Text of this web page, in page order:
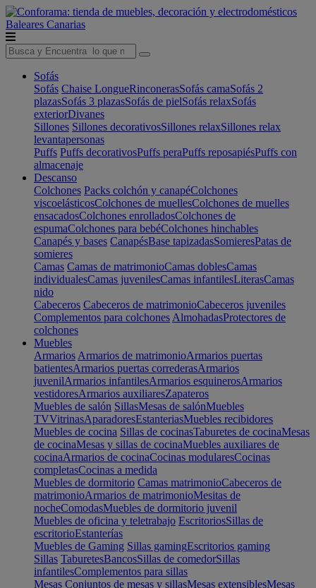
Baleares Canarias
Sofás
Sofás Chaise LongueRinconerasSofás camaSofás 2
plazasSofás 3 plazasSofás de pielSofás relaxSofás
exteriorDivanes
Sillones Sillones decorativosSillones relaxSillones relax
levantapersonas
Puffs Puffs decorativosPuffs peraPuffs reposapiésPuffs con
almacenaje
Descanso
Colchones Packs colchón y canapéColchones
viscoelásticosColchones de muellesColchones de muelles
ensacadosColchones enrolladosColchones de
espumaColchones para bebéColchones hinchables
Canapés y bases CanapésBase tapizadasSomieresPatas de
somieres
Camas Camas de matrimonioCamas doblesCamas
individualesCamas juvenilesCamas infantilesLiterasCamas
nido
Cabeceros Cabeceros de matrimonioCabeceros juveniles
Complementos para colchones AlmohadasProtectores de
colchones
Muebles
Armarios Armarios de matrimonioArmarios puertas
batientesArmarios puertas correderasArmarios
juvenilArmarios infantilesArmarios esquinerosArmarios
vestidoresArmarios auxiliaresZapateros
Muebles de salón SillasMesas de salónMuebles
TVVitrinasAparadoresEstanteriasMuebles recibidores
Muebles de cocina Sillas de cocinasTaburetes de cocinaMesas
de cocinaMesas y sillas de cocinaMuebles auxiliares de
cocinaArmarios de cocinaCocinas modularesCocinas
completasCocinas a medida
Muebles de dormitorio Camas matrimonioCabeceros de
matrimonioArmarios de matrimonioMesitas de
nocheComodasMuebles de dormitorio juvenil
Muebles de oficina y teletrabajo EscritoriosSillas de
escritorioEstanterías
Muebles de Gaming Sillas gamingEscritorios gaming
Sillas TaburetesBancosSillas de comedorSillas
infantilesComplementos para sillas
Mesas Conjuntos de mesas y sillasMesas extensiblesMesas